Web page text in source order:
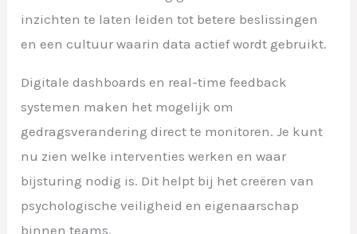
inzichten te laten leiden tot betere beslissingen
en een cultuur waarin data actief wordt gebruikt.
Digitale dashboards en real-time feedback
systemen maken het mogelijk om
gedragsverandering direct te monitoren. Je kunt
nu zien welke interventies werken en waar
bijsturing nodig is. Dit helpt bij het creëren van
psychologische veiligheid en eigenaarschap
binnen teams.